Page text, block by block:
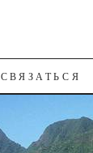
СВЯЗАТЬСЯ